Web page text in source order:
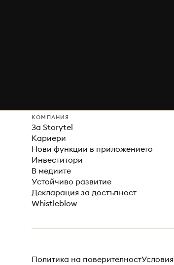
КОМПАНИЯ
За Storytel
Кариери
Нови функции в приложението
Инвеститори
В медиите
Устойчиво развитие
Декларация за достъпност
Whistleblow
Политика на поверителност